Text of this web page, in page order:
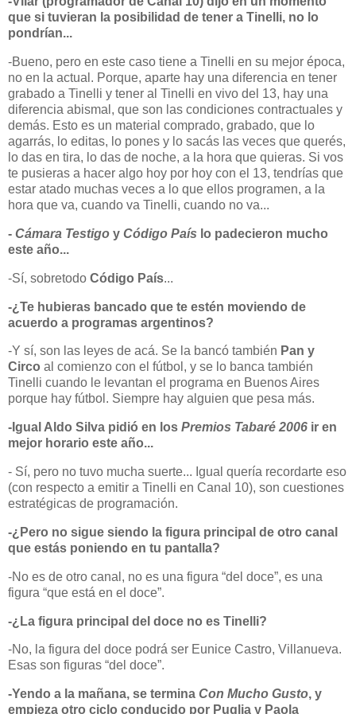
que si tuvieran la posibilidad de tener a Tinelli, no lo
pondrían...
-Bueno, pero en este caso tiene a Tinelli en su mejor época,
no en la actual. Porque, aparte hay una diferencia en tener
grabado a Tinelli y tener al Tinelli en vivo del 13, hay una
diferencia abismal, que son las condiciones contractuales y
demás. Esto es un material comprado, grabado, que lo
agarrás, lo editas, lo pones y lo sacás las veces que querés,
lo das en tira, lo das de noche, a la hora que quieras. Si vos
te pusieras a hacer algo hoy por hoy con el 13, tendrías que
estar atado muchas veces a lo que ellos programen, a la
hora que va, cuando va Tinelli, cuando no va...
- Cámara Testigo y Código País lo padecieron mucho
este año...
-Sí, sobretodo Código País...
-¿Te hubieras bancado que te estén moviendo de
acuerdo a programas argentinos?
-Y sí, son las leyes de acá. Se la bancó también Pan y
Circo al comienzo con el fútbol, y se lo banca también
Tinelli cuando le levantan el programa en Buenos Aires
porque hay fútbol. Siempre hay alguien que pesa más.
-Igual Aldo Silva pidió en los Premios Tabaré 2006 ir en
mejor horario este año...
- Sí, pero no tuvo mucha suerte... Igual quería recordarte eso
(con respecto a emitir a Tinelli en Canal 10), son cuestiones
estratégicas de programación.
-¿Pero no sigue siendo la figura principal de otro canal
que estás poniendo en tu pantalla?
-No es de otro canal, no es una figura “del doce”, es una
figura “que está en el doce”.
-¿La figura principal del doce no es Tinelli?
-No, la figura del doce podrá ser Eunice Castro, Villanueva.
Esas son figuras “del doce”.
-Yendo a la mañana, se termina Con Mucho Gusto, y
empieza otro ciclo conducido por Puglia y Paola